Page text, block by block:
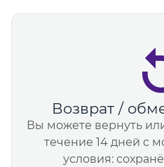
Возврат /
Вы можете вернуть
течение 14 дней с
условия: